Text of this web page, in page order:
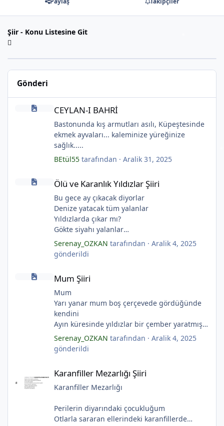
Şiir - Konu Listesine Git
Gönderi
CEYLAN-I BAHRİ
Bastonunda kış armutları asılı, Küpeştesinde
ekmek ayvaları... kaleminize yüreğinize
sağlık.....
BEtül55tarafından · Aralik 31, 2025
Ölü ve Karanlık Yıldızlar Şiiri
Bu gece ay çıkacak diyorlar
Denize yatacak tüm yalanlar
Yıldızlarda çıkar mı?
Gökte siyahı yalanlar
Ölü ve karanlık yıldızlar
Ayı sarhoş etmişler
Ay kesilmiş kızıl, kızıl
(Serenay Özkan, Viata)
Serenay_OZKAN tarafından · Aralik 4, 2025
gönderildi
Mum Şiiri
Mum
Yarı yanar mum boş çerçevede gördüğünde
kendini
Ayın küresinde yıldızlar bir çember yaratmış
Çocukların rüyalarını.
Gıcırdayan tahta evimizdeki mumlar
Bizi bizlere gösteren fenermiş.
Fenerler bir başka yanarmış.
Hayalin gerçeğinde susmayan sesini
Aşıklar evlerinde ailelerini sayarmış.
Sular ateşi söndürür derler
Serenay_OZKAN tarafından · Aralik 4, 2025
gönderildi
Karanfiller Mezarlığı Şiiri
Karanfiller Mezarlığı
Perilerin diyarındaki çocukluğum
Otlarla sararan ellerindeki karanfillerde